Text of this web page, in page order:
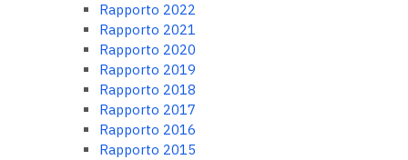
Rapporto 2022
Rapporto 2021
Rapporto 2020
Rapporto 2019
Rapporto 2018
Rapporto 2017
Rapporto 2016
Rapporto 2015